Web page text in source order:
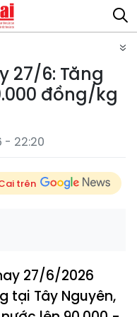
27/6: Tăng
đồng/kg
- 22:20
trên
27/6/2026
tại Tây Nguyên,